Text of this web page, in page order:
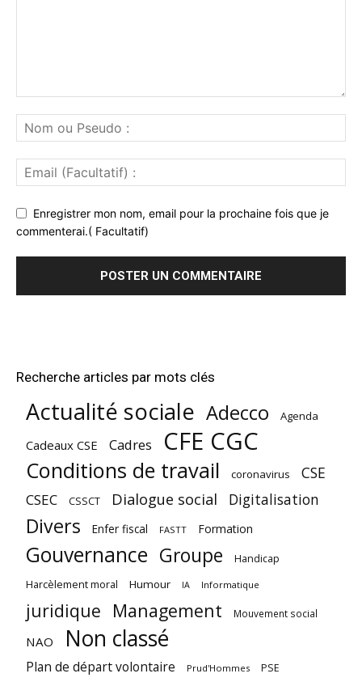
Enregistrer mon nom, email pour la prochaine fois que je
commenterai.( Facultatif)
Recherche articles par mots clés
Actualité sociale Adecco Agenda
Cadeaux CSE Cadres CFE CGC
Conditions de travail coronavirus CSE
CSEC CSSCT Dialogue social Digitalisation
Divers Enfer fiscal FASTT Formation
Gouvernance Groupe Handicap
Harcèlement moral Humour IA Informatique
juridique Management Mouvement social
NAO Non classé
Plan de départ volontaire Prud'Hommes PSE